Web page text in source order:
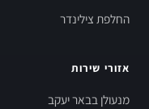
החלפת צילינדר
אזורי שירות
מנעולן בבאר יעקב